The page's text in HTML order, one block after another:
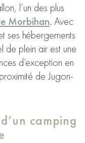
l’un des plus
Morbihan. Avec
ses hébergements
de plein air est une
d’exception en
de Jugon-
camping